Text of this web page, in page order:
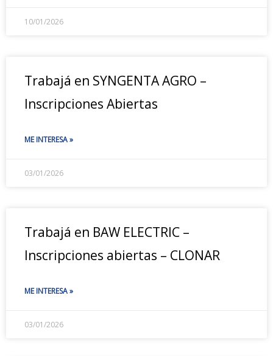
10/01/2026
Trabajá en SYNGENTA AGRO –
Inscripciones Abiertas
ME INTERESA »
03/01/2026
Trabajá en BAW ELECTRIC –
Inscripciones abiertas – CLONAR
ME INTERESA »
03/01/2026